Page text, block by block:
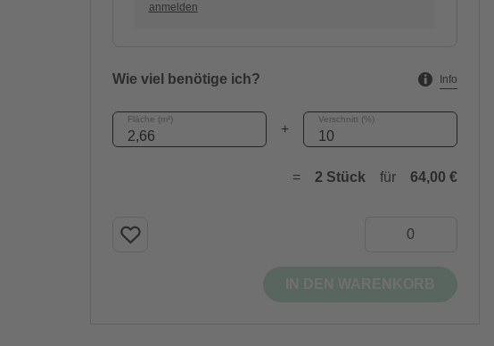
anmelden
Wie viel benötige ich? Info
Fläche (m²)
+
Verschnitt (%)
= 2 Stück für 64,00 €